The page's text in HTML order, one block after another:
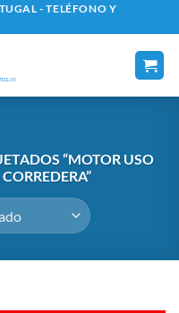
- TELÉFONO Y
“MOTOR USO